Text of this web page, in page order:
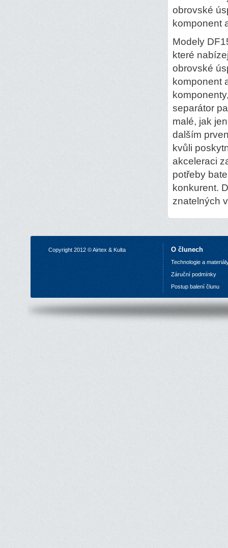
obrovské
komponent
Modely
které
obrovské
komponent
separátor
malé, jak
dalším
kvůli
akceleraci
potřeby
konkurent.
znatelných
Copyright 2012 © Airtex & Kulta O člunech
Technologie a
Záruční podmínky
Postup balení člunu